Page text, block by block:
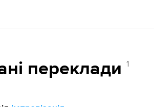
переклади 1